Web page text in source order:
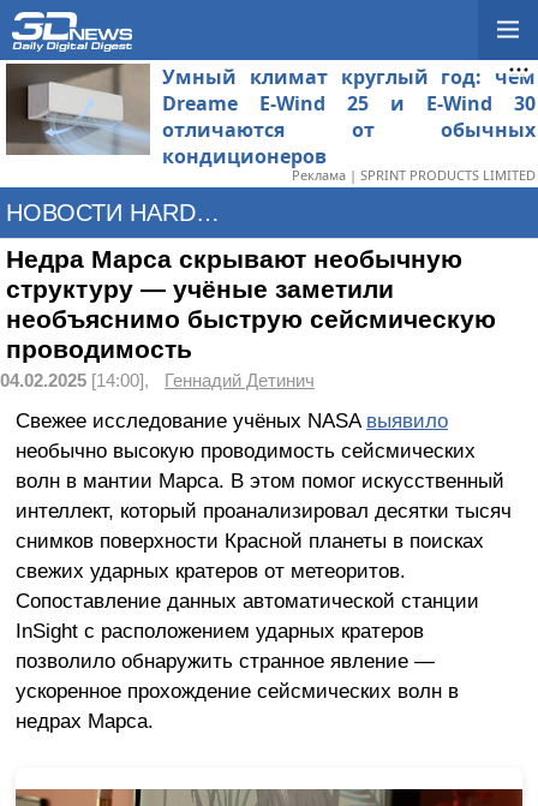
Умный климат круглый год: чем
Dreame E-Wind 25 и E-Wind 30
отличаются от обычных
кондиционеров
Реклама | SPRINT PRODUCTS LIMITED
НОВОСТИ HARDWARE
Недра Марса скрывают необычную
структуру — учёные заметили
необъяснимо быструю сейсмическую
проводимость
04.02.2025 [14:00], Геннадий Детинич
Свежее исследование учёных NASA выявило
необычно высокую проводимость сейсмических
волн в мантии Марса. В этом помог искусственный
интеллект, который проанализировал десятки тысяч
снимков поверхности Красной планеты в поисках
свежих ударных кратеров от метеоритов.
Сопоставление данных автоматической станции
InSight с расположением ударных кратеров
позволило обнаружить странное явление —
ускоренное прохождение сейсмических волн в
недрах Марса.